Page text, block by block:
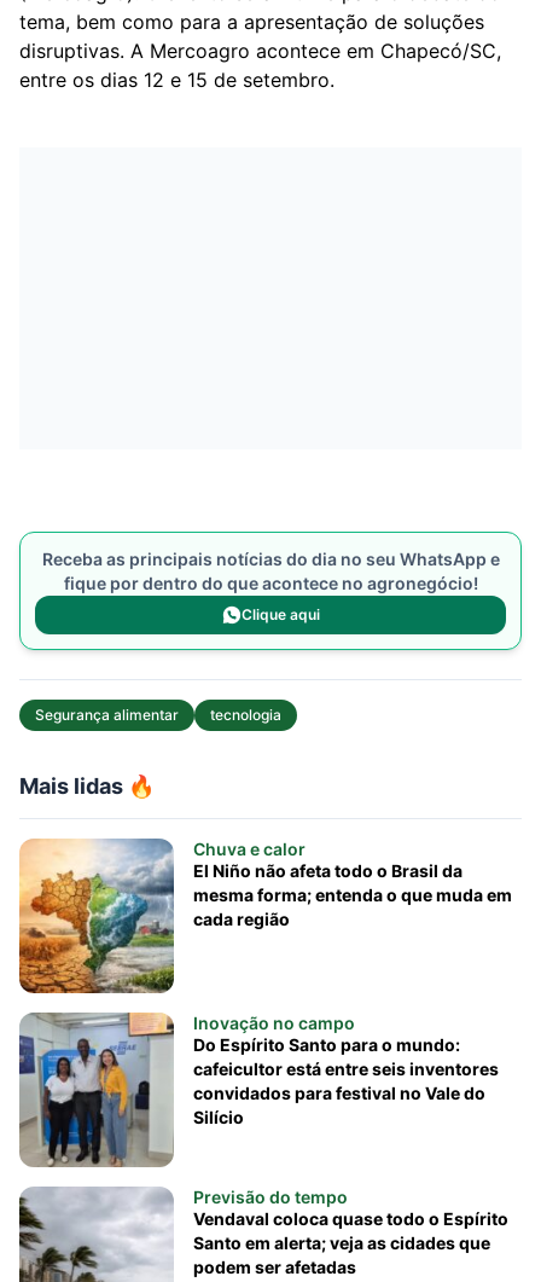
Mais lidas 🔥
Chuva e calor
El Niño não afeta todo o Brasil da
mesma forma; entenda o que muda em
cada região
Inovação no campo
Do Espírito Santo para o mundo:
cafeicultor está entre seis inventores
convidados para festival no Vale do
Silício
Previsão do tempo
Vendaval coloca quase todo o Espírito
Santo em alerta; veja as cidades que
podem ser afetadas
tema, bem como para a apresentação de soluções
disruptivas. A Mercoagro acontece em Chapecó/SC,
entre os dias 12 e 15 de setembro.
Receba as principais notícias do dia no seu WhatsApp e
fique por dentro do que acontece no agronegócio!
Clique aqui
Segurança alimentar tecnologia